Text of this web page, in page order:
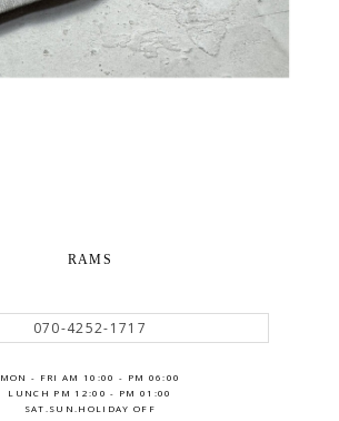
RAMS
070-4252-1717
MON - FRI AM 10:00 - PM 06:00
LUNCH PM 12:00 - PM 01:00
SAT.SUN.HOLIDAY OFF